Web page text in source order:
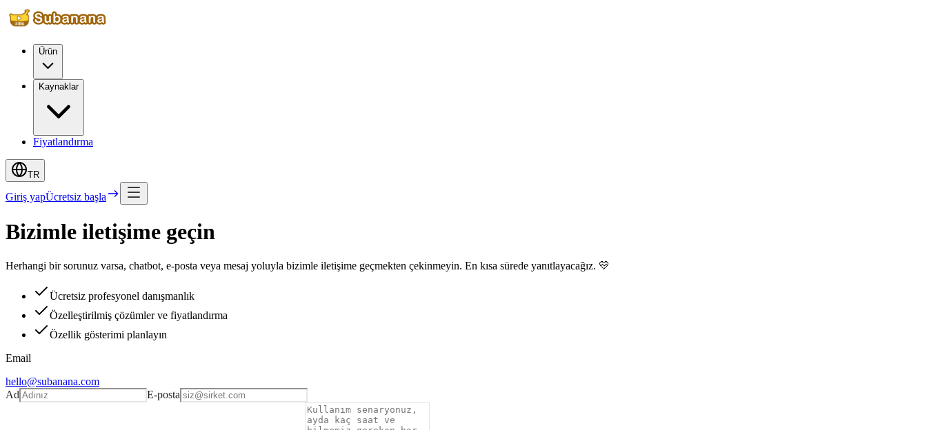
Ürün
Kaynaklar
Fiyatlandırma
TR
Giriş yapÜcretsiz başla
Bizimle iletişime geçin
Herhangi bir sorunuz varsa, chatbot, e-posta veya mesaj yoluyla bizimle iletişime geçmekten çekinmeyin. En kısa sürede yanıtlayacağız. 💛
Ücretsiz profesyonel danışmanlık
Özelleştirilmiş çözümler ve fiyatlandırma
Özellik gösterimi planlayın
Email
hello@subanana.com
Ad
E-posta